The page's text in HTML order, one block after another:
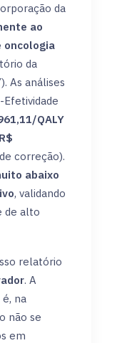
da
ao
oncologia
da
As análises
Efetividade
QALY
R$
correção).
abaixo
, validando
de alto
relatório
. A
na
não se
em